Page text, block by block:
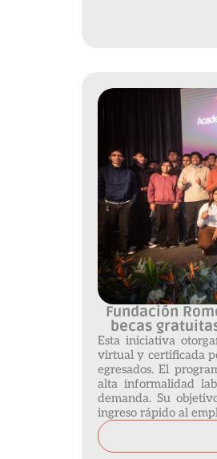
Fundación
becas
Esta iniciativa
virtual y certificada
egresados. El
alta informalidad
demanda. Su
ingreso rápido al